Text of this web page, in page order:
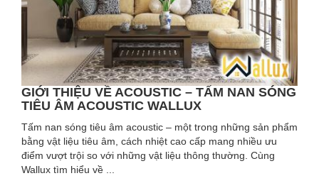
GIỚI THIỆU VỀ ACOUSTIC – TẤM NAN SÓNG
TIÊU ÂM ACOUSTIC WALLUX
Tấm nan sóng tiêu âm acoustic – một trong những sản phẩm
bằng vật liệu tiêu âm, cách nhiệt cao cấp mang nhiều ưu
điểm vượt trội so với những vật liệu thông thường. Cùng
Wallux tìm hiểu về ...